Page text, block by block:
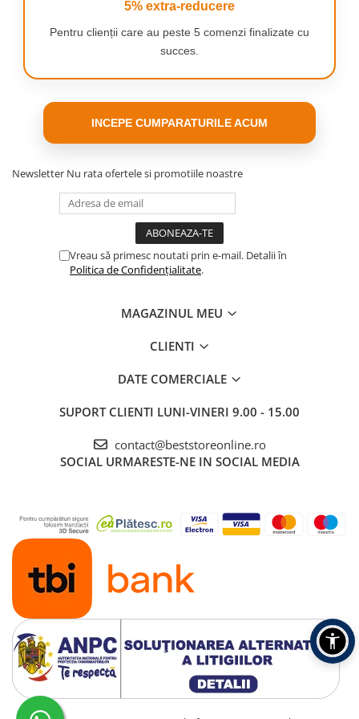
placi de ozon de inalta calitate
simplu de utilizat
Putere:110W
28,000 mg/h
Temporizator incorporat:
Dimensiuni:
20 cm x 13.5 cm x 13.5 cm
5% extra-reducere
Pentru clienții care au peste 5 comenzi finalizate cu
succes.
INCEPE CUMPARATURILE ACUM
Newsletter Nu rata ofertele si promotiile noastre
Vreau să primesc noutati prin e-mail. Detalii în
Politica de Confidențialitate.
MAGAZINUL MEU
CLIENTI
DATE COMERCIALE
SUPORT CLIENTI LUNI-VINERI 9.00 - 15.00
contact@beststoreonline.ro
SOCIAL URMARESTE-NE IN SOCIAL MEDIA